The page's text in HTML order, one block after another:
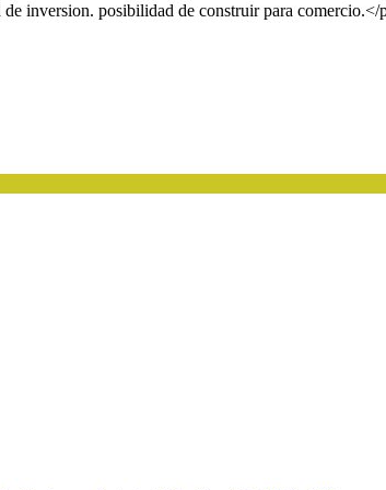
inversion. posibilidad de construir para